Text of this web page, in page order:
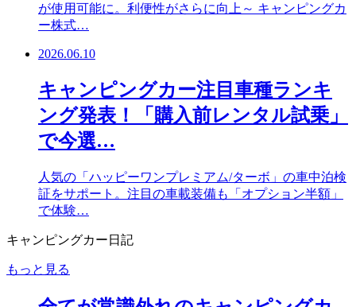
が使用可能に。利便性がさらに向上～ キャンピングカ
ー株式…
2026.06.10
キャンピングカー注目車種ランキ
ング発表！「購入前レンタル試乗」
で今選…
人気の「ハッピーワンプレミアム/ターボ」の車中泊検
証をサポート。注目の車載装備も「オプション半額」
で体験…
キャンピングカー日記
もっと見る